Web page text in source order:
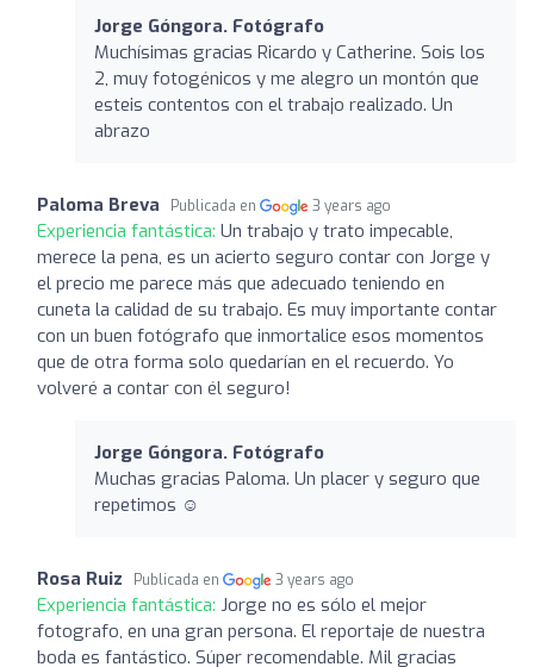
Jorge Góngora. Fotógrafo
Muchísimas gracias Ricardo y Catherine. Sois los
2, muy fotogénicos y me alegro un montón que
esteis contentos con el trabajo realizado. Un
abrazo
Paloma Breva Publicada en 3 years ago
Experiencia fantástica: Un trabajo y trato impecable,
merece la pena, es un acierto seguro contar con Jorge y
el precio me parece más que adecuado teniendo en
cuneta la calidad de su trabajo. Es muy importante contar
con un buen fotógrafo que inmortalice esos momentos
que de otra forma solo quedarían en el recuerdo. Yo
volveré a contar con él seguro!
Jorge Góngora. Fotógrafo
Muchas gracias Paloma. Un placer y seguro que
repetimos ☺️
Rosa Ruiz Publicada en 3 years ago
Experiencia fantástica: Jorge no es sólo el mejor
fotografo, en una gran persona. El reportaje de nuestra
boda es fantástico. Súper recomendable. Mil gracias